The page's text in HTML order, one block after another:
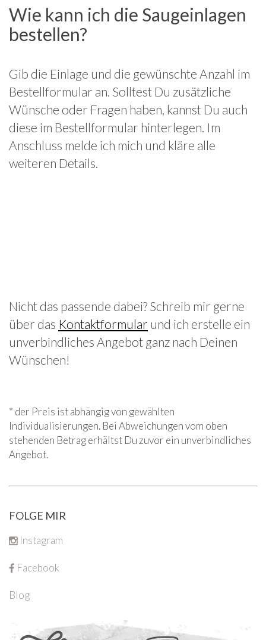
Wie kann ich die Saugeinlagen
bestellen?
Gib die Einlage und die gewünschte Anzahl im
Bestellformular an. Solltest Du zusätzliche
Wünsche oder Fragen haben, kannst Du auch
diese im Bestellformular hinterlegen. Im
Anschluss melde ich mich und kläre alle
weiteren Details.
Nicht das passende dabei? Schreib mir gerne
über das Kontaktformular und ich erstelle ein
unverbindliches Angebot ganz nach Deinen
Wünschen!
* der Preis ist abhängig von gewählten
Individualisierungen. Bei Abweichungen vom oben
stehenden Betrag erhältst Du zuvor ein unverbindliches
Angebot.
FOLGE MIR
Instagram
Facebook
Blog